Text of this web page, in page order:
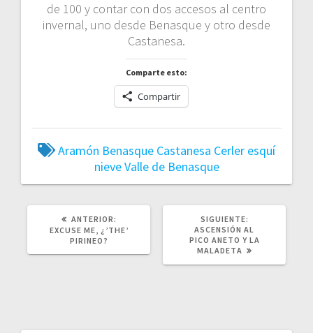
de 100 y contar con dos accesos al centro
invernal, uno desde Benasque y otro desde
Castanesa.
Comparte esto:
Compartir
Aramón Benasque Castanesa Cerler esquí
nieveValle de Benasque
ANTERIOR:
EXCUSE ME, ¿’THE’
PIRINEO?
SIGUIENTE:
ASCENSIÓN AL
PICO ANETO Y LA
MALADETA